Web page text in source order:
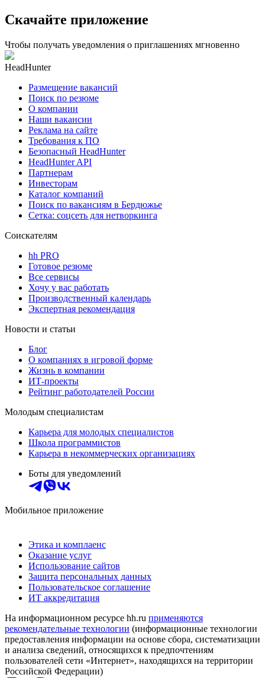
Скачайте приложение
Чтобы получать уведомления о приглашениях мгновенно
HeadHunter
Размещение вакансий
Поиск по резюме
О компании
Наши вакансии
Реклама на сайте
Требования к ПО
Безопасный HeadHunter
HeadHunter API
Партнерам
Инвесторам
Каталог компаний
Поиск по вакансиям в Бердюжье
Сетка: соцсеть для нетворкинга
Соискателям
hh PRO
Готовое резюме
Все сервисы
Хочу у вас работать
Производственный календарь
Экспертная рекомендация
Новости и статьи
Блог
О компаниях в игровой форме
Жизнь в компании
ИТ-проекты
Рейтинг работодателей России
Молодым специалистам
Карьера для молодых специалистов
Школа программистов
Карьера в некоммерческих организациях
Боты для уведомлений
Мобильное приложение
Этика и комплаенс
Оказание услуг
Использование сайтов
Защита персональных данных
Пользовательское соглашение
ИТ аккредитация
На информационном ресурсе hh.ru применяются
рекомендательные технологии (информационные технологии
предоставления информации на основе сбора, систематизации
и анализа сведений, относящихся к предпочтениям
пользователей сети «Интернет», находящихся на территории
Российской Федерации)